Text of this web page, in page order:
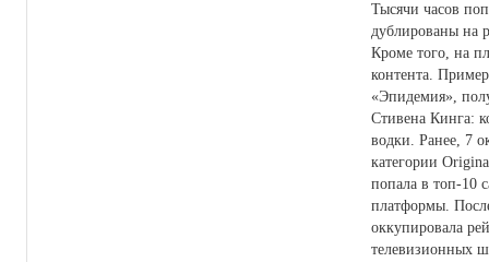
Тысячи часов
дублированы на
Кроме того, на
контента.
«Эпидемия»,
Стивена Кинга:
водки. Ранее, 7
категории
попала в топ-10
платформы.
оккупировала
телевизионных